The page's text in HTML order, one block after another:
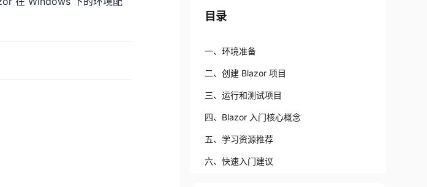
目录
一、环境准备
二、创建 Blazor 项目
三、运行和测试项目
四、Blazor 入门核心概念
五、学习资源推荐
六、快速入门建议